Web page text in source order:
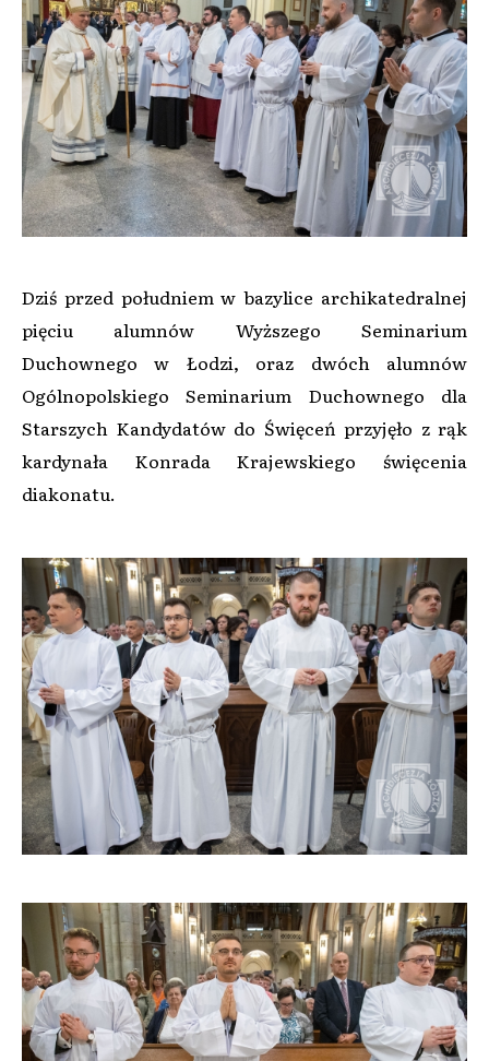
Dziś przed południem w bazylice archikatedralnej
pięciu alumnów Wyższego Seminarium
Duchownego w Łodzi, oraz dwóch alumnów
Ogólnopolskiego Seminarium Duchownego dla
Starszych Kandydatów do Święceń przyjęło z rąk
kardynała Konrada Krajewskiego święcenia
diakonatu.